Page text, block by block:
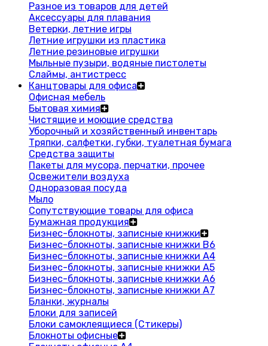
Разное из товаров для детей
Аксессуары для плавания
Ветерки, летние игры
Летние игрушки из пластика
Летние резиновые игрушки
Мыльные пузыри, водяные пистолеты
Слаймы, антистресс
Канцтовары для офиса
Офисная мебель
Бытовая химия
Чистящие и моющие средства
Уборочный и хозяйственный инвентарь
Тряпки, салфетки, губки, туалетная бумага
Средства защиты
Пакеты для мусора, перчатки, прочее
Освежители воздуха
Одноразовая посуда
Мыло
Сопутствующие товары для офиса
Бумажная продукция
Бизнес-блокноты, записные книжки
Бизнес-блокноты, записные книжки В6
Бизнес-блокноты, записные книжки A4
Бизнес-блокноты, записные книжки А5
Бизнес-блокноты, записные книжки А6
Бизнес-блокноты, записные книжки А7
Бланки, журналы
Блоки для записей
Блоки самоклеящиеся (Стикеры)
Блокноты офисные